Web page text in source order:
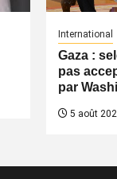
International
Gaza :
pas
par
5 août